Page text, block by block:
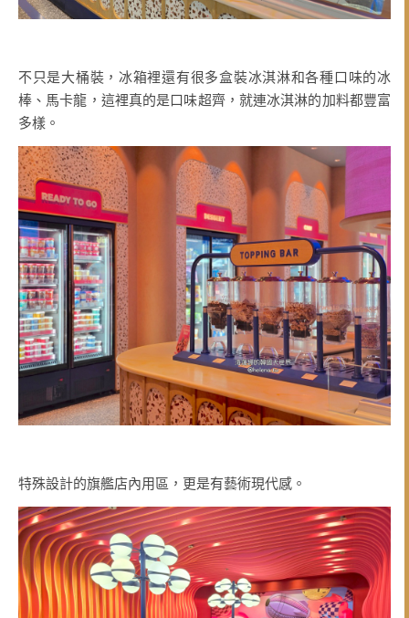
不只是大桶裝，冰箱裡還有很多盒裝冰淇淋和各種口味的冰
棒、馬卡龍，這裡真的是口味超齊，就連冰淇淋的加料都豐富
多樣。
特殊設計的旗艦店內用區，更是有藝術現代感。